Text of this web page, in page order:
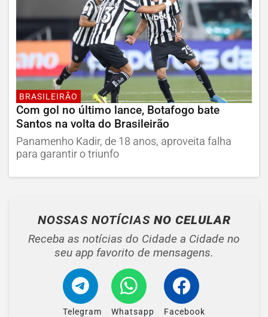
BRASILEIRÃO
Com gol no último lance, Botafogo bate
Santos na volta do Brasileirão
Panamenho Kadir, de 18 anos, aproveita falha
para garantir o triunfo
NOSSAS NOTÍCIAS NO CELULAR
Receba as notícias do Cidade a Cidade no
seu app favorito de mensagens.
Telegram Whatsapp Facebook